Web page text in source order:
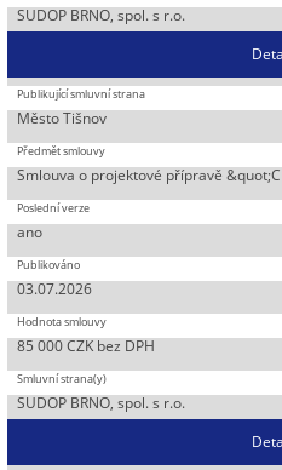
SUDOP BRNO, spol. s r.o.
Město Tišnov
Smlouva o projektové přípravě
ano
03.07.2026
85 000 CZK bez DPH
SUDOP BRNO, spol. s r.o.